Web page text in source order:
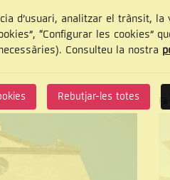
d’usuari, analitzar el trànsit, la
“Configurar les cookies”
Consulteu la nostra
Rebutjar-les totes